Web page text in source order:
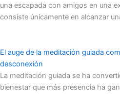
una escapada con amigos en una
consiste únicamente en alcanzar
El auge de la meditación guiada
desconexión
La meditación guiada se ha
bienestar que más presencia ha